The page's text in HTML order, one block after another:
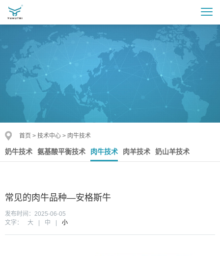
首页 > 技术中心 > 肉牛技术
奶牛技术 氨基酸平衡技术 肉牛技术 肉羊技术 奶山羊技术
常见的肉牛品种—安格斯牛
发布时间：2025-06-05
文字：
大 中 小